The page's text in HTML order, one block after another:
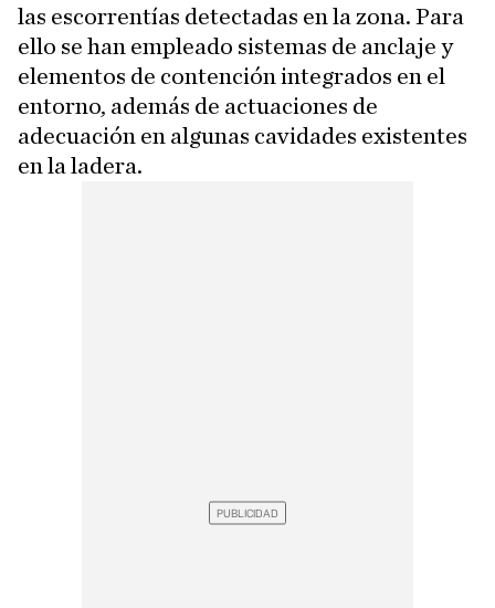
las escorrentías detectadas en la zona. Para
ello se han empleado sistemas de anclaje y
elementos de contención integrados en el
entorno, además de actuaciones de
adecuación en algunas cavidades existentes
en la ladera.